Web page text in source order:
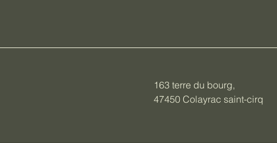
163 terre du bourg,
47450 Colayrac saint-cirq